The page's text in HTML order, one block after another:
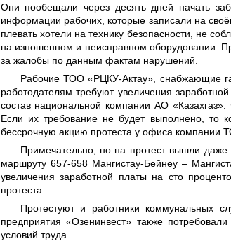
Они пообещали через десять дней начать
информации рабочих, которые записали на
плевать хотели на технику безопасности, не
на изношенном и неисправном оборудовании.
за жалобы по данным фактам нарушений.
Рабочие ТОО «РЦКУ-Актау», снабжающие
работодателям требуют увеличения
состав национальной компании АО
Если их требование не будет выполнено, то
бессрочную акцию протеста у офиса компании
Примечательно, но на протест вышли
маршруту 657-658 Мангистау-Бейнеу –
увеличения заработной платы на сто
протеста.
Протестуют и работники коммунальных
предприятия «Озенинвест» также
условий труда.